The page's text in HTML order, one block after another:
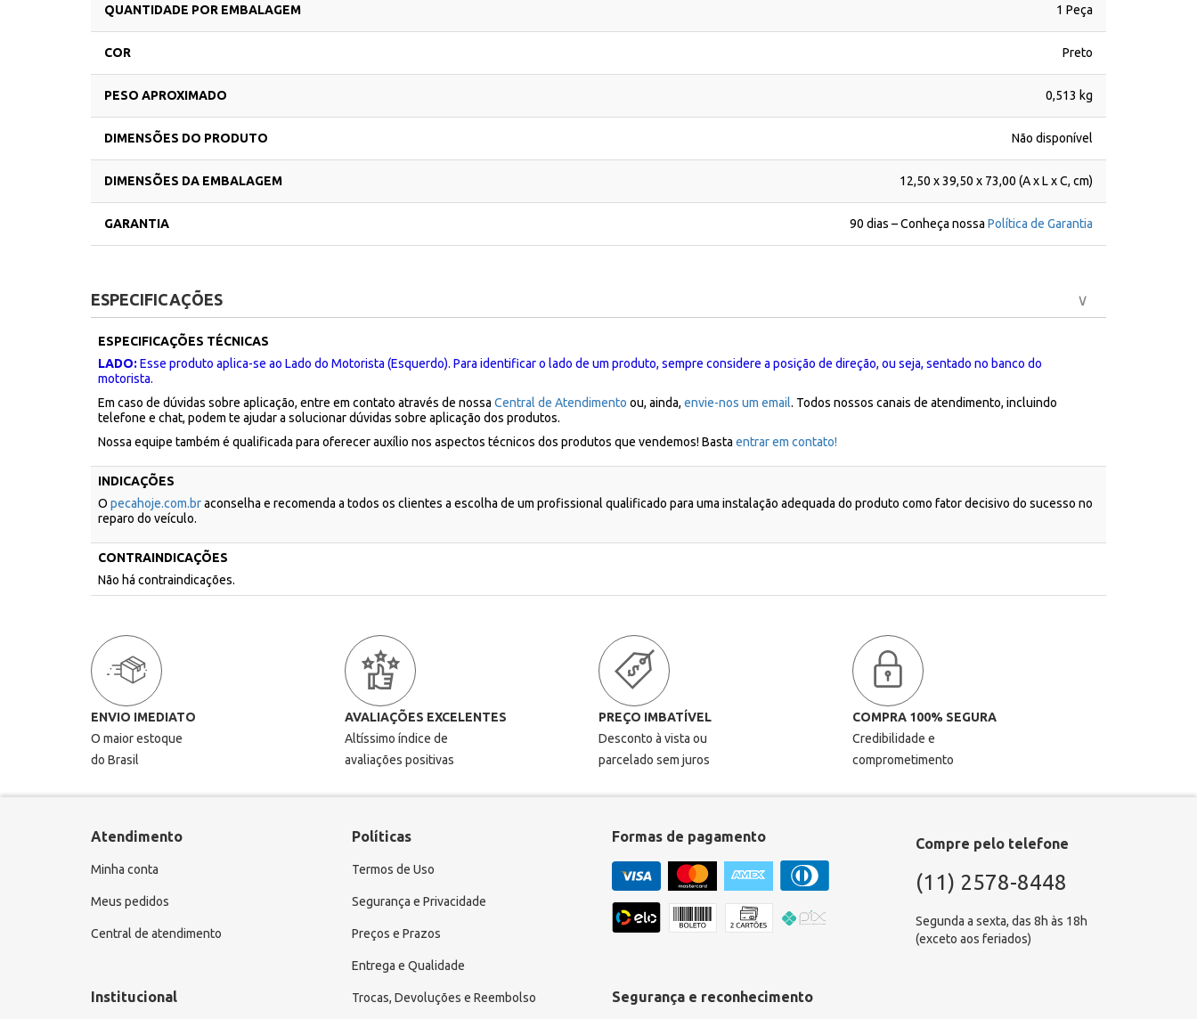
QUANTIDADE POR EMBALAGEM 1 Peça
COR Preto
PESO APROXIMADO 0,513 kg
DIMENSÕES DO PRODUTO Não disponível
DIMENSÕES DA EMBALAGEM 12,50 x 39,50 x 73,00 (A x L x C, cm)
GARANTIA 90 dias – Conheça nossa Política de Garantia
ESPECIFICAÇÕES
ESPECIFICAÇÕES TÉCNICAS
LADO: Esse produto aplica-se ao Lado do Motorista (Esquerdo). Para identificar o lado de um produto, sempre considere a posição de direção, ou seja, sentado no banco do
motorista.
Em caso de dúvidas sobre aplicação, entre em contato através de nossa Central de Atendimento ou, ainda, envie-nos um email. Todos nossos canais de atendimento, incluindo
telefone e chat, podem te ajudar a solucionar dúvidas sobre aplicação dos produtos.
Nossa equipe também é qualificada para oferecer auxílio nos aspectos técnicos dos produtos que vendemos! Basta entrar em contato!
INDICAÇÕES
O pecahoje.com.braconselha e recomenda a todos os clientes a escolha de um profissional qualificado para uma instalação adequada do produto como fator decisivo do sucesso no
reparo do veículo.
CONTRAINDICAÇÕES
Não há contraindicações.
ENVIO IMEDIATO
O maior estoque
do Brasil
AVALIAÇÕES EXCELENTES
Altíssimo índice de
avaliações positivas
PREÇO IMBATÍVEL
Desconto à vista ou
parcelado sem juros
COMPRA 100% SEGURA
Credibilidade e
comprometimento
Atendimento
Minha conta
Meus pedidos
Central de atendimento
Institucional
Políticas
Termos de Uso
Segurança e Privacidade
Preços e Prazos
Entrega e Qualidade
Trocas, Devoluções e Reembolso
Formas de pagamento Compre pelo telefone
(11) 2578-8448
Segunda a sexta, das 8h às 18h
(exceto aos feriados)
Segurança e reconhecimento